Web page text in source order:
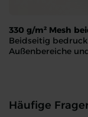
330 g/m² Mesh
Beidseitig
Außenbereiche
Häufige